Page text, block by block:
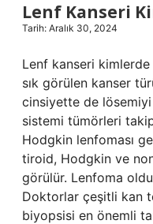
Lenf Kanseri
Tarih: Aralık 30, 2024
Lenf kanseri
sık görülen kanser
cinsiyette de
sistemi tümörleri
Hodgkin lenfoması
tiroid, Hodgkin ve
görülür. Lenfoma
Doktorlar çeşitli kan
biyopsisi en önemli